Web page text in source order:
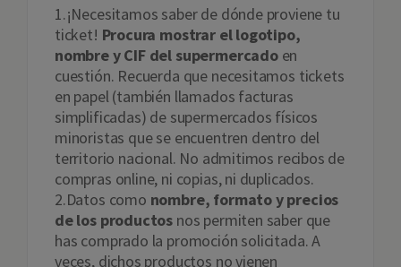
1.¡Necesitamos saber de dónde proviene tu
ticket! Procura mostrar el logotipo,
nombre y CIF del supermercadoen
cuestión. Recuerda que necesitamos tickets
en papel (también llamados facturas
simplificadas) de supermercados físicos
minoristas que se encuentren dentro del
territorio nacional. No admitimos recibos de
compras online, ni copias, ni duplicados.
2.Datos como nombre, formato y precios
de los productos nos permiten saber que
has comprado la promoción solicitada. A
veces, dichos productos no vienen